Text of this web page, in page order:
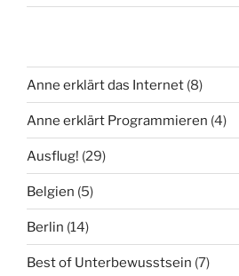
Anne erklärt das Internet (8)
Anne erklärt Programmieren (4)
Ausflug! (29)
Belgien (5)
Berlin (14)
Best of Unterbewusstsein (7)